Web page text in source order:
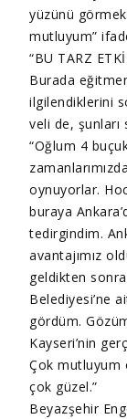
yüzünü
mutluyum”
“BU TARZ
Burada
ilgilendiklerini
veli de, şunları
“Oğlum 4
oynuyorlar.
buraya
tedirgindim.
avantajımız
geldikten
Belediyesi’ne
gördüm.
Kayseri’nin
Çok mutluyum
çok güzel.”
Beyazşehir